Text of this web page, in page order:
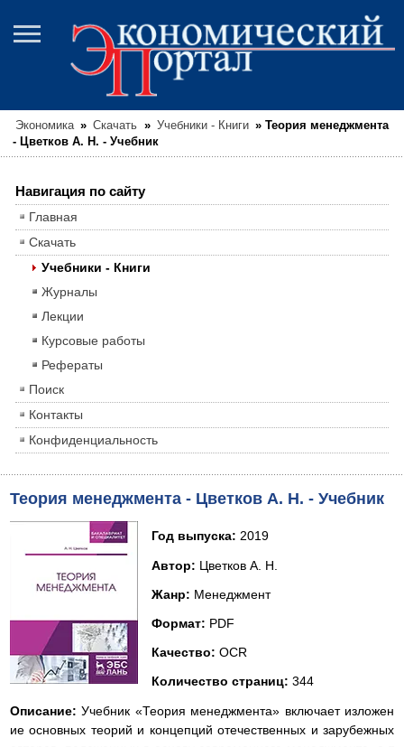
Экономика » Скачать » Учебники - Книги » Теория менеджмента
- Цветков А. Н. - Учебник
Навигация по сайту
Главная
Скачать
Учебники - Книги
Журналы
Лекции
Курсовые работы
Рефераты
Поиск
Контакты
Конфиденциальность
Теория менеджмента - Цветков А. Н. - Учебник
Год выпуска: 2019
Автор: Цветков А. Н.
Жанр: Менеджмент
Формат: PDF
Качество: OCR
Количество страниц: 344
Описание:Учебник «Теория менеджмента» включает изложен
ие основных теорий и концепций отечественных и зарубежных